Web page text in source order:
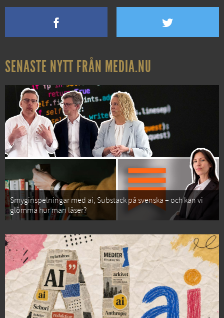
SENASTE NYTT FRÅN MEDIA.NU
Smyginspelningar med ai, Substack på svenska – och kan vi
glömma hur man läser?